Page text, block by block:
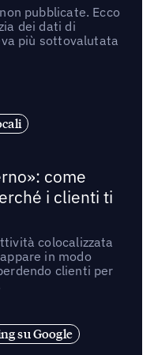
pubblicate. Ecco
dei dati di
più sottovalutata
come
i clienti ti
colocalizzata
in modo
clienti per
su Google